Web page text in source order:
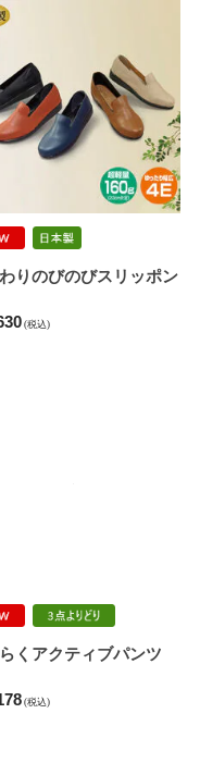
りのびのびスリッポン
(税込)
くアクティブパンツ
(税込)